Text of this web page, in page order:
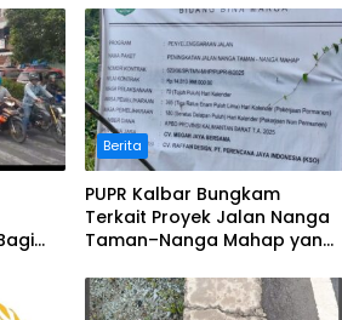
Berita
PUPR Kalbar Bungkam
Terkait Proyek Jalan Nanga
Taman–Nanga Mahap yang